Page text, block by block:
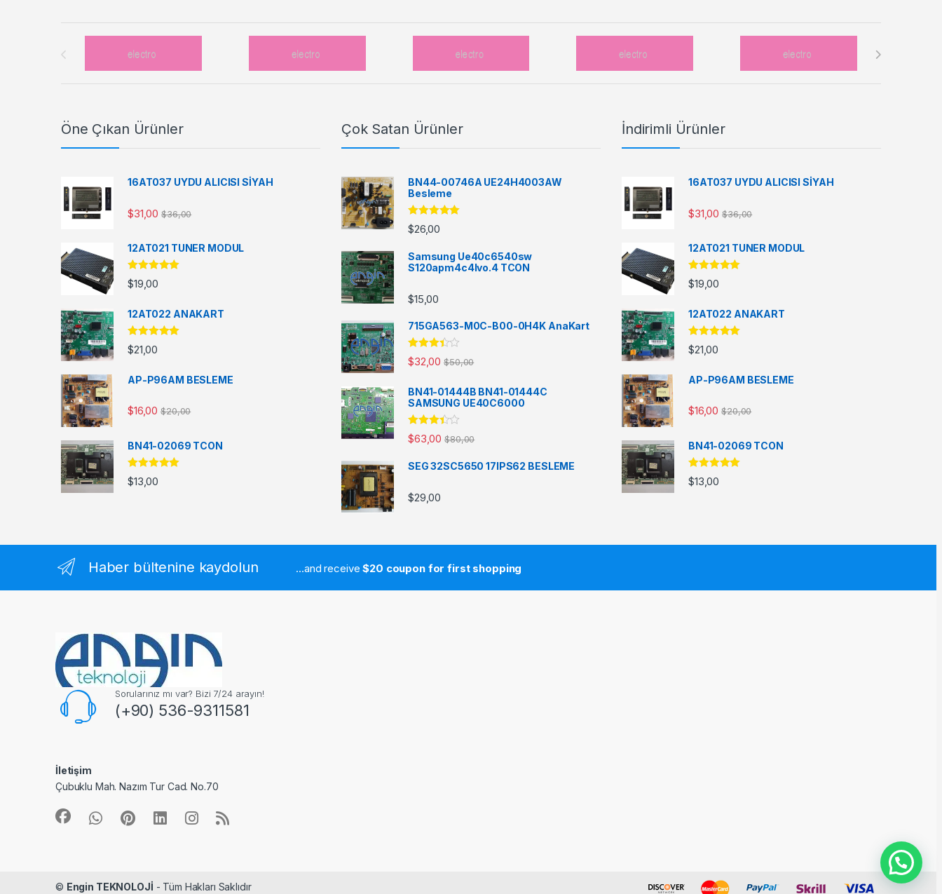
Brands Carousel
Öne Çıkan Ürünler
16AT037 UYDU ALICISI SİYAH
$31,00 $36,00
12AT021 TUNER MODUL
5 üzerinden
5.00oy aldı
$19,00
12AT022 ANAKART
5 üzerinden
5.00oy aldı
$21,00
AP-P96AM BESLEME
$16,00 $20,00
BN41-02069 TCON
5 üzerinden
5.00oy aldı
$13,00
Çok Satan Ürünler
BN44-00746A UE24H4003AW
Besleme
5 üzerinden
5.00oy aldı
$26,00
Samsung Ue40c6540sw
S120apm4c4lvo.4 TCON
$15,00
715GA563-M0C-B00-0H4K AnaKart
5
üzerinde
oy aldı
$32,00 $50,00
BN41-01444B BN41-01444C
SAMSUNG UE40C6000
5
üzerinde
oy aldı
$63,00 $80,00
SEG 32SC5650 17IPS62 BESLEME
$29,00
İndirimli Ürünler
16AT037 UYDU ALICISI SİYAH
$31,00 $36,00
12AT021 TUNER MODUL
5 üzerinden
5.00oy aldı
$19,00
12AT022 ANAKART
5 üzerinden
5.00oy aldı
$21,00
AP-P96AM BESLEME
$16,00 $20,00
BN41-02069 TCON
5 üzerinden
5.00oy aldı
$13,00
Haber bültenine kaydolun ...and receive$20 coupon for first shopping
Sorularınız mı var? Bizi 7/24 arayın!
(+90) 536-9311581
İletişim
Çubuklu Mah. Nazım Tur Cad. No.70
© Engin TEKNOLOJİ - Tüm Hakları Saklıdır